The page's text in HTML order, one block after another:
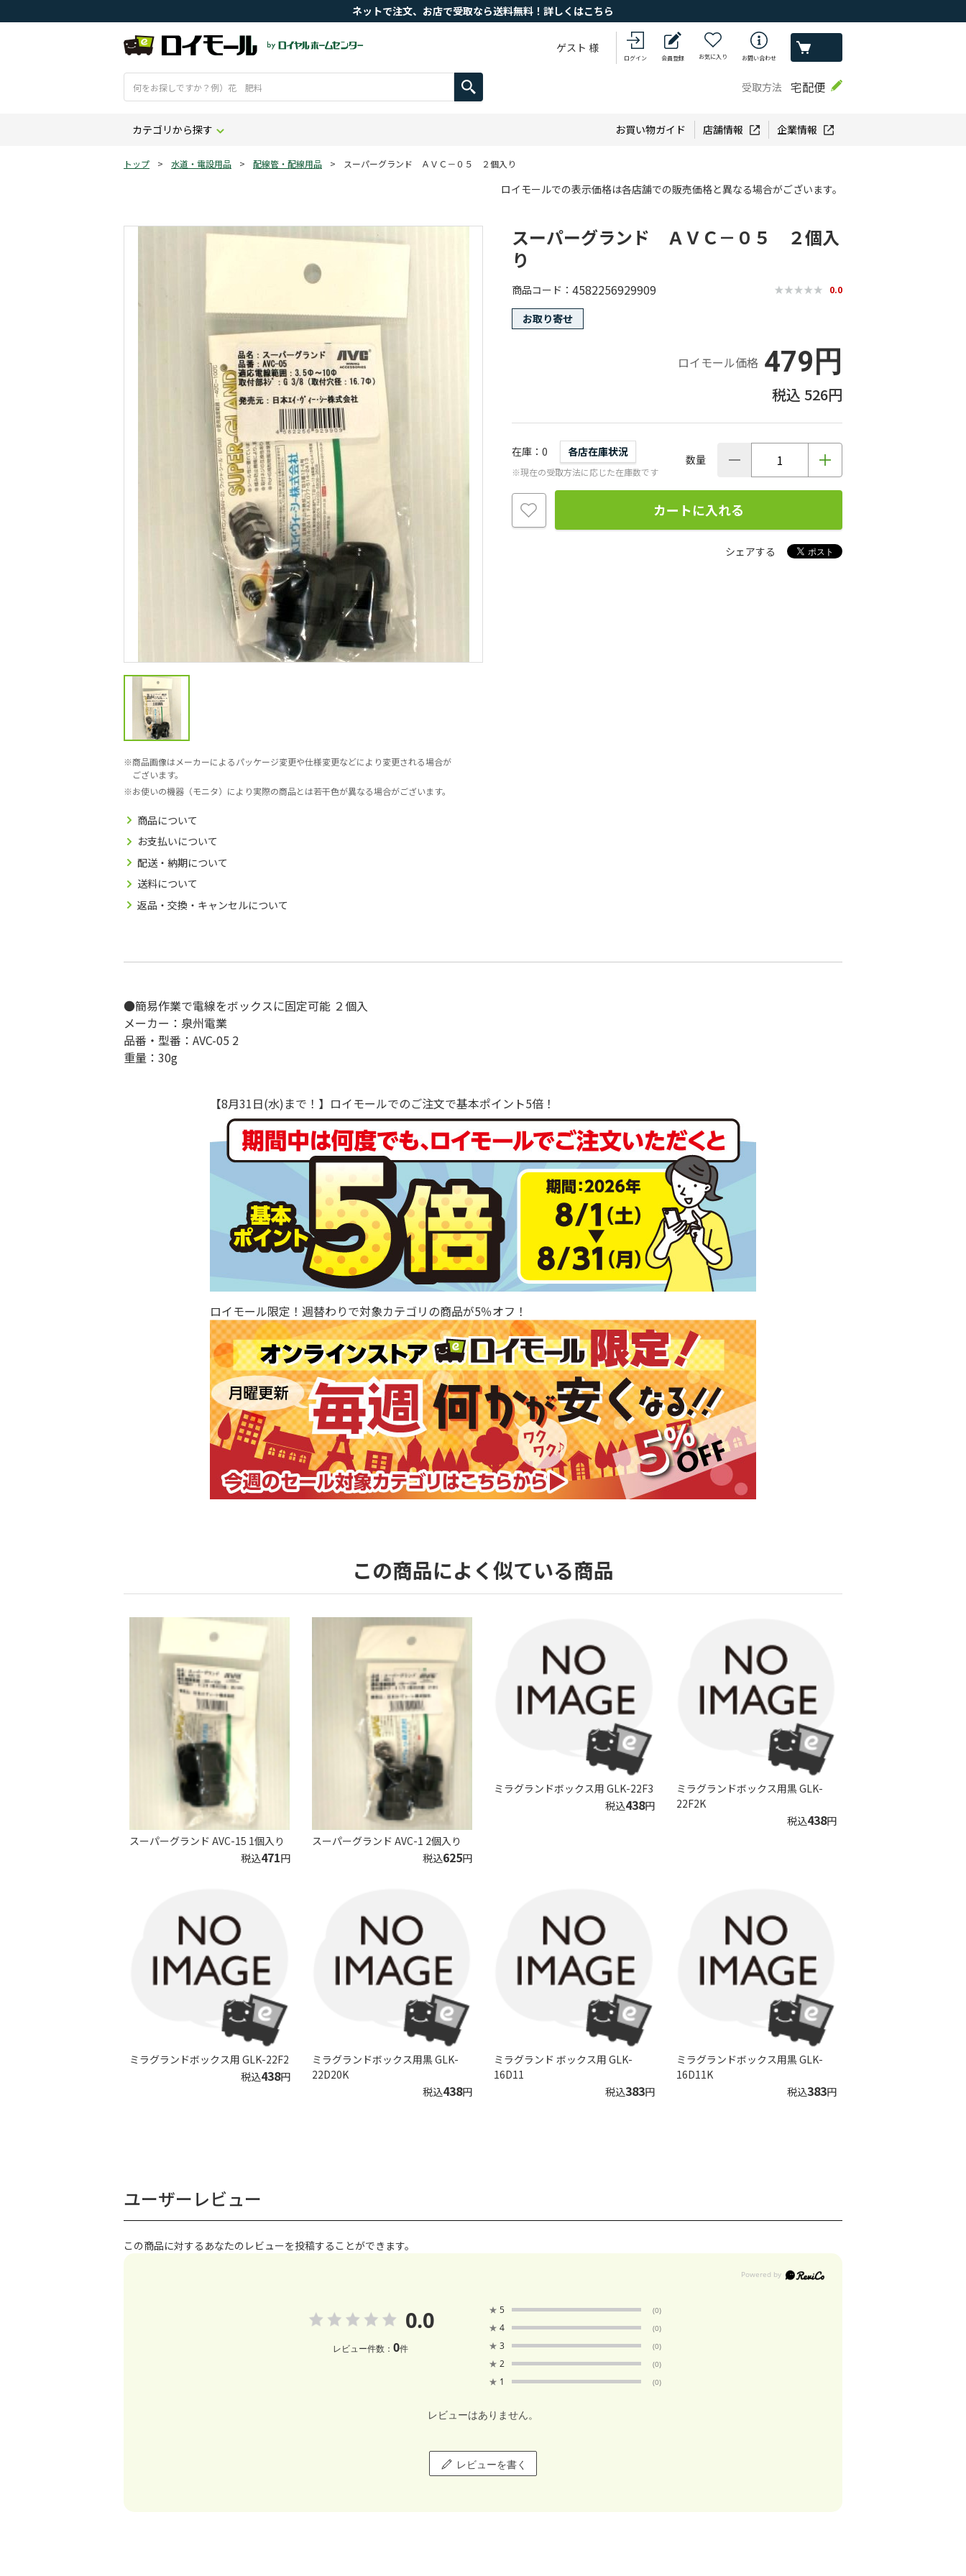
ネットで注文、お店で受取なら送料無料！詳しくはこちら
ゲスト 様
ログイン 会員登録 お気に入り お問い合わせ
受取方法 宅配便
カテゴリから探す お買い物ガイド 店舗情報 企業情報
トップ > 水道・電設用品 > 配線管・配線用品 > スーパーグランド ＡＶＣ－０５ ２個入り
ロイモールでの表示価格は各店舗での販売価格と異なる場合がございます。
商品画像はメーカーによるパッケージ変更や仕様変更などにより変更される場合が
ございます。
お使いの機器（モニタ）により実際の商品とは若干色が異なる場合がございます。
商品について
お支払いについて
配送・納期について
送料について
返品・交換・キャンセルについて
スーパーグランド ＡＶＣ－０５ ２個入
り
商品コード 4582256929909 0.0
お取り寄せ
ロイモール価格 479円
526円
在庫 0 各店在庫状況
※現在の受取方法に応じた在庫数です
数量
カートに入れる
シェアする
●簡易作業で電線をボックスに固定可能 ２個入
メーカー：泉州電業
品番・型番：AVC-05 2
重量：30g
【8月31日(水)まで！】ロイモールでのご注文で基本ポイント5倍！
ロイモール限定！週替わりで対象カテゴリの商品が5％オフ！
この商品によく似ている商品
スーパーグランド AVC-15 1個入り
税込471円
スーパーグランド AVC-1 2個入り
税込625円
ミラグランドボックス用 GLK-22F3
税込438円
ミラグランドボックス用黒 GLK-
22F2K
税込438円
ミラグランドボックス用 GLK-22F2
税込438円
ミラグランドボックス用黒 GLK-
22D20K
税込438円
ミラグランド ボックス用 GLK-
16D11
税込383円
ミラグランドボックス用黒 GLK-
16D11K
税込383円
ユーザーレビュー
この商品に対するあなたのレビューを投稿することができます。
0.0
レビュー件数： 0件
★ 5 (0)
★ 4 (0)
★ 3 (0)
★ 2 (0)
★ 1 (0)
レビューはありません。
レビューを書く